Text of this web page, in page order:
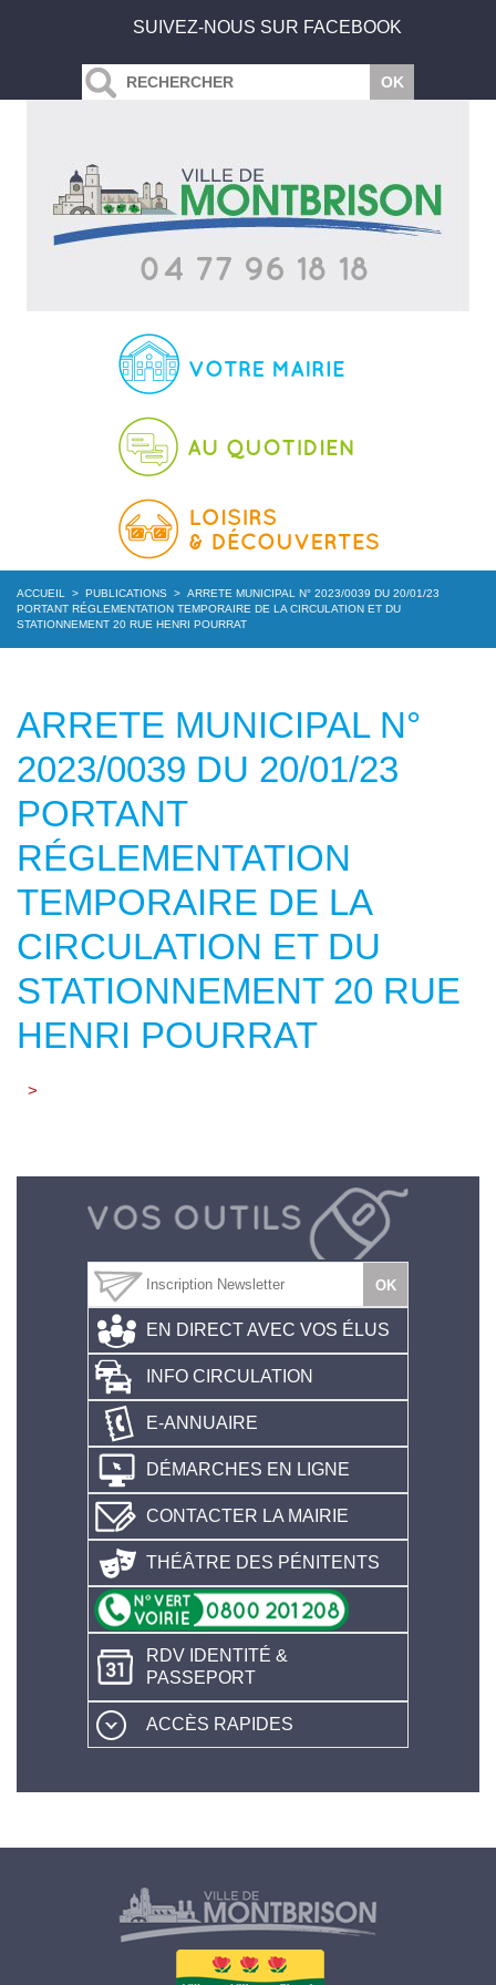
SUIVEZ-NOUS SUR FACEBOOK
ACCUEIL > PUBLICATIONS > ARRETE MUNICIPAL N° 2023/0039 DU 20/01/23
PORTANT RÉGLEMENTATION TEMPORAIRE DE LA CIRCULATION ET DU
STATIONNEMENT 20 RUE HENRI POURRAT
ARRETE MUNICIPAL N°
2023/0039 DU 20/01/23
PORTANT
RÉGLEMENTATION
TEMPORAIRE DE LA
CIRCULATION ET DU
STATIONNEMENT 20 RUE
HENRI POURRAT
>
EN DIRECT AVEC VOS ÉLUS
INFO CIRCULATION
E-ANNUAIRE
DÉMARCHES EN LIGNE
CONTACTER LA MAIRIE
THÉÂTRE DES PÉNITENTS
RDV IDENTITÉ &
PASSEPORT
ACCÈS RAPIDES